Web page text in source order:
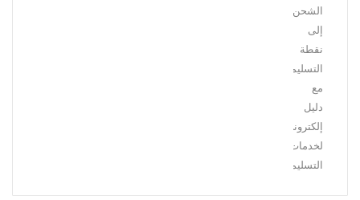
الشحن
إلى
نقطة
التسليم
مع
دليل
إلكتروني
لخدمات
التسليم.